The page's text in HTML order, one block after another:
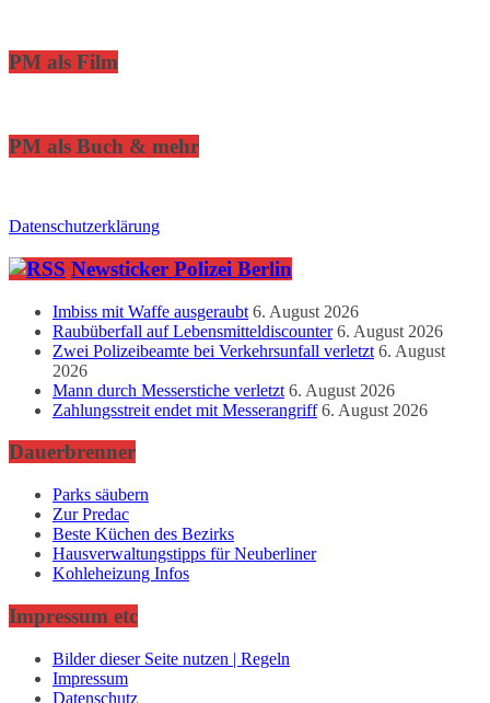
PM als Film
PM als Buch & mehr
Datenschutzerklärung
Newsticker Polizei Berlin
Imbiss mit Waffe ausgeraubt 6. August 2026
Raubüberfall auf Lebensmitteldiscounter 6. August 2026
Zwei Polizeibeamte bei Verkehrsunfall verletzt 6. August
2026
Mann durch Messerstiche verletzt 6. August 2026
Zahlungsstreit endet mit Messerangriff 6. August 2026
Dauerbrenner
Parks säubern
Zur Predac
Beste Küchen des Bezirks
Hausverwaltungstipps für Neuberliner
Kohleheizung Infos
Impressum etc
Bilder dieser Seite nutzen | Regeln
Impressum
Datenschutz